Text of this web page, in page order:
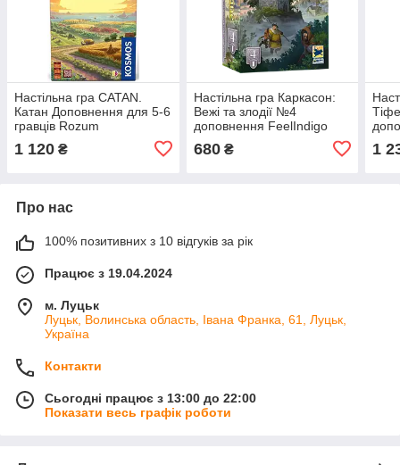
Настільна гра CATAN.
Катан Доповнення для 5-6
гравців Rozum
1 120 ₴
Настільна гра Каркасон:
Вежі та злодії №4
доповнення FeelIndigo
Українською Carcassonne:
The Tower (UA)
680₴
of
1
Про нас
100% позитивних з 10 відгуків за рік
Працює з 19.04.2024
м. Луцьк
Луцьк, Волинська область, Івана Франка, 61, Луцьк,
Україна
Контакти
Сьогодні працює з 13:00 до 22:00
Показати весь графік роботи